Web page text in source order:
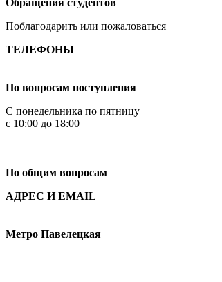
Обращения студентов
Поблагодарить или пожаловаться
ТЕЛЕФОНЫ
По вопросам поступления
С понедельника по пятницу
с 10:00 до 18:00
По общим вопросам
АДРЕС И EMAIL
Метро Павелецкая